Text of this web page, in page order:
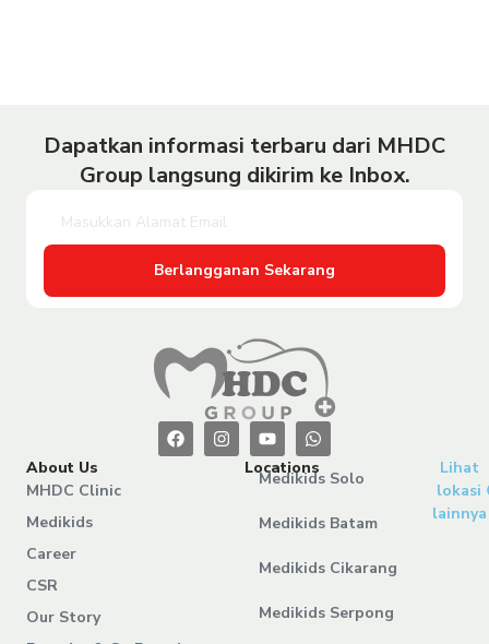
Dapatkan informasi terbaru dari MHDC
Group langsung dikirim ke Inbox.
Berlangganan Sekarang
About Us
MHDC Clinic
Medikids
Career
CSR
Our Story
Locations
Medikids Solo
Medikids Batam
Medikids Cikarang
Medikids Serpong
Lihat
lokasi
lainnya